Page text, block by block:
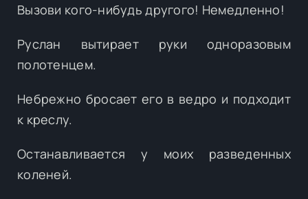
Вызови кого-нибудь другого! Немедленно!
Руслан вытирает руки одноразовым
полотенцем.
Небрежно бросает его в ведро и подходит
к креслу.
Останавливается у моих разведенных
коленей.